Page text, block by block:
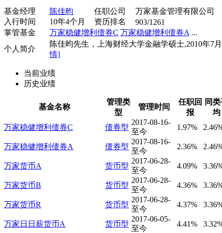
基金经理 陈佳昀 任职公司
万家基金管理有限公司
入行时间
10年4个月 资历排名
903/1261
掌管基金
万家稳健增利债券C 万家稳健增利债券A ...
个人简介
陈佳昀先生，上海财经大学金融学硕士,2010年7
情]
当前业绩
历史业绩
基金名称
管理类
型
管理时间
任职回
报
同
均
万家稳健增利债券C
债券型
2017-08-16-
至今
1.97%
万家稳健增利债券A 债券型
2017-08-16-
至今
2.36%
万家货币A 货币型
2017-06-28-
至今
4.09%
万家货币B 货币型
2017-06-28-
至今
4.36%
万家货币R 货币型
2017-06-28-
至今
4.37%
万家日日薪货币A 货币型
2017-06-05-
至今
4.41%